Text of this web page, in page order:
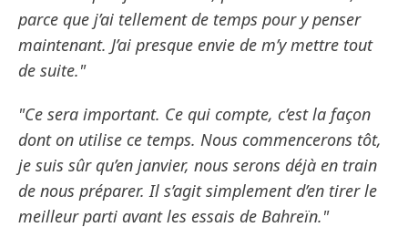
parce que j’ai tellement de temps pour y penser
maintenant. J’ai presque envie de m’y mettre tout
de suite."
"Ce sera important. Ce qui compte, c’est la façon
dont on utilise ce temps. Nous commencerons tôt,
je suis sûr qu’en janvier, nous serons déjà en train
de nous préparer. Il s’agit simplement d’en tirer le
meilleur parti avant les essais de Bahreïn."